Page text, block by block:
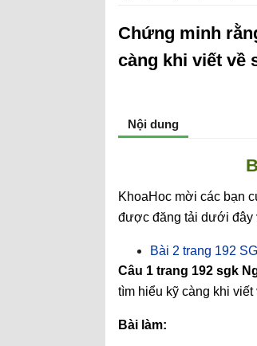
Chứng minh
càng khi viết về
Nội dung
KhoaHoc mời các bạn
được đăng tải dưới đây
Bài 2 trang 192
Câu 1 trang 192 sgk
tìm hiểu kỹ càng khi
Bài làm: